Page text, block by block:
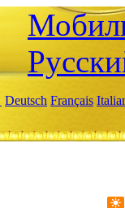
Deutsch Français